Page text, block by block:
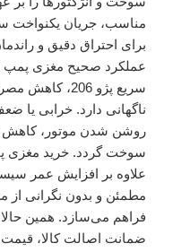
مناسب، جریان یکنواخت
برای احتراق دقیق و
عملکرد صحیح مغزی
سریع پژو
ناگهانی دارد. خرابی
سوخت گردد. خرید مغزی
علاوه بر افزایش عمر
مطمئن و بدون نگرانی
ضمانت اصالت کالا،